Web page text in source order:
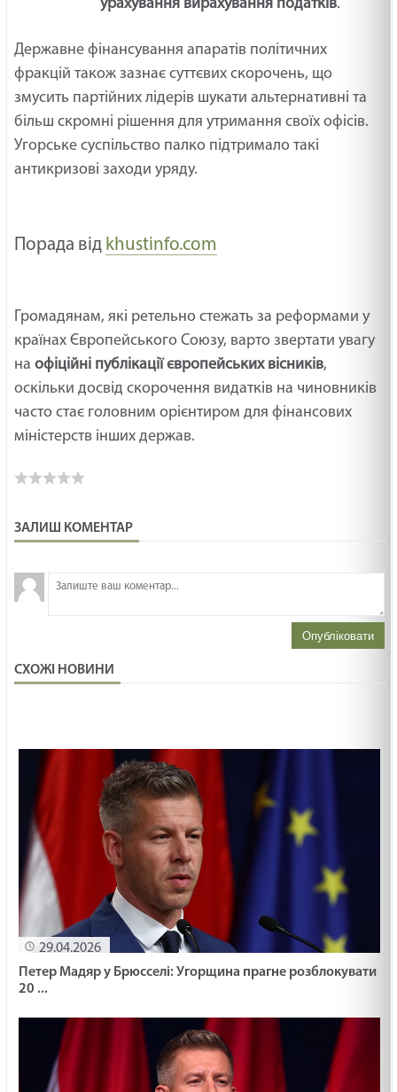
урахування вирахування податків.
Державне фінансування апаратів політичних
фракцій також зазнає суттєвих скорочень, що
змусить партійних лідерів шукати альтернативні та
більш скромні рішення для утримання своїх офісів.
Угорське суспільство палко підтримало такі
антикризові заходи уряду.
Порада від khustinfo.com
Громадянам, які ретельно стежать за реформами у
країнах Європейського Союзу, варто звертати увагу
наофіційні публікації європейських вісників,
оскільки досвід скорочення видатків на чиновників
часто стає головним орієнтиром для фінансових
міністерств інших держав.
ЗАЛИШ КОМЕНТАР
Опубліковати
СХОЖІ НОВИНИ
29.04.2026
Петер Мадяр у Брюсселі: Угорщина прагне розблокувати
20 ...